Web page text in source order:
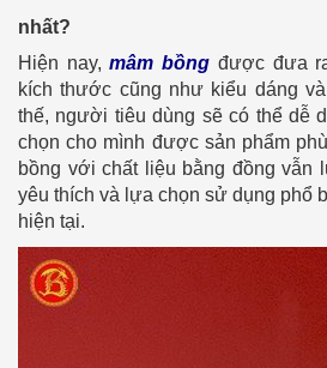
nhất?
Hiện nay,mâm bồng được đưa
kích thước cũng như kiểu dáng
thế, người tiêu dùng sẽ có thể dễ
chọn cho mình được sản phẩm
bồng với chất liệu bằng đồng vẫn
yêu thích và lựa chọn sử dụng phổ
hiện tại.